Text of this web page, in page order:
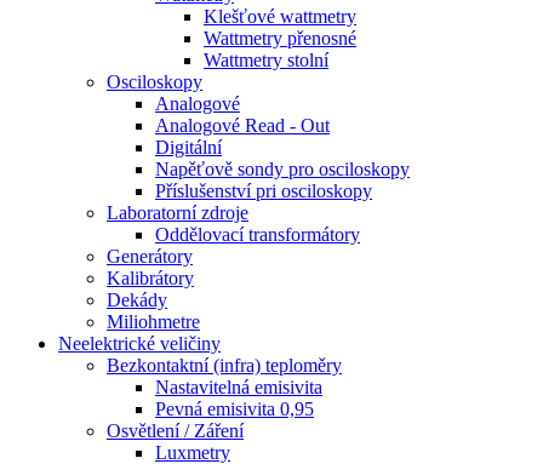
Klešťové wattmetry
Wattmetry přenosné
Wattmetry stolní
Osciloskopy
Analogové
Analogové Read - Out
Digitální
Napěťově sondy pro osciloskopy
Příslušenství pri osciloskopy
Laboratorní zdroje
Oddělovací transformátory
Generátory
Kalibrátory
Dekády
Miliohmetre
Neelektrické veličiny
Bezkontaktní (infra) teploměry
Nastavitelná emisivita
Pevná emisivita 0,95
Osvětlení / Záření
Luxmetry